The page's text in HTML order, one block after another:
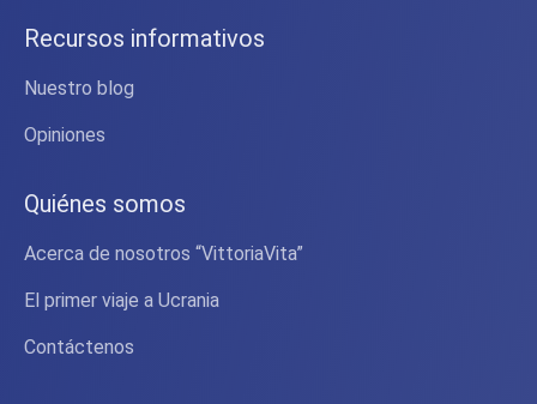
Recursos informativos
Nuestro blog
Opiniones
Quiénes somos
Acerca de nosotros “VittoriaVita”
El primer viaje a Ucrania
Contáctenos